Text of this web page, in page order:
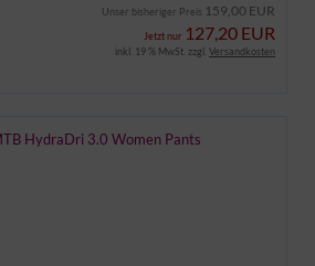
Unser bisheriger Preis 159,00 EUR
Jetzt nur 127,20 EUR
inkl. 19 % MwSt. zzgl. Versandkosten